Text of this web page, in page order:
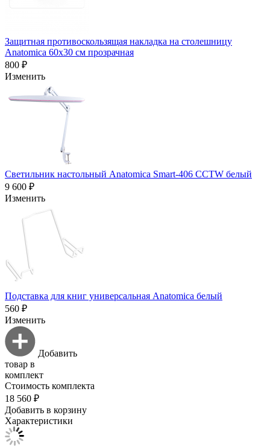
Защитная противоскользящая накладка на столешницу
Anatomica 60x30 см прозрачная
800 ₽
Изменить
Светильник настольный Anatomica Smart-406 CCTW белый
9 600 ₽
Изменить
Подставка для книг универсальная Anatomica белый
560 ₽
Изменить
Добавить
товар в
комплект
Стоимость комплекта
18 560 ₽
Добавить в корзину
Характеристики